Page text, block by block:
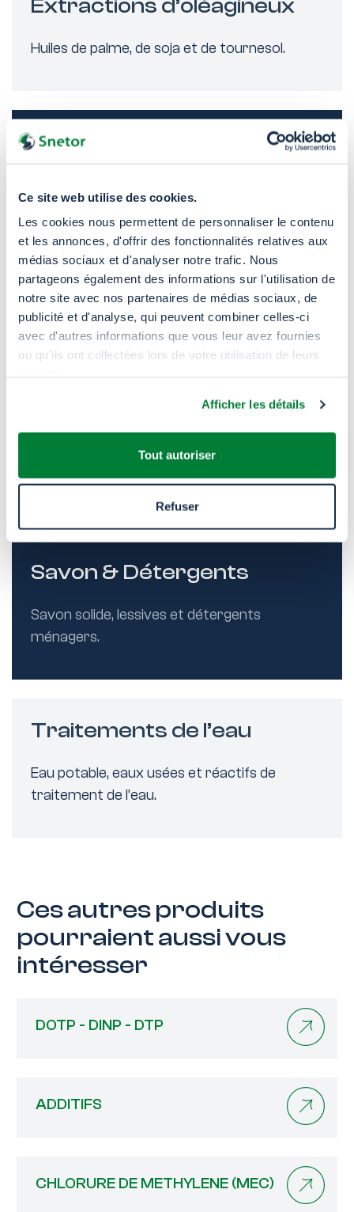
Ce site web utilise des cookies.
Les cookies nous permettent de personnaliser le contenu
et les annonces, d'offrir des fonctionnalités relatives aux
médias sociaux et d'analyser notre trafic. Nous
partageons également des informations sur l'utilisation de
notre site avec nos partenaires de médias sociaux, de
publicité et d'analyse, qui peuvent combiner celles-ci
avec d'autres informations que vous leur avez fournies
ou qu'ils ont collectées lors de votre utilisation de leurs
Afficher les détails
Tout autoriser
Refuser
Extractions d’oléagineux
Huiles de palme, de soja et de tournesol.
Pâtes & Papiers
Traitements des textiles
Coton mercerisé, fils et tissus.
Boues de forage, pétrole brut et huiles
lourdes.
Savon & Détergents
Savon solide, lessives et détergents
ménagers.
Traitements de l’eau
Eau potable, eaux usées et réactifs de
traitement de l’eau.
Ces autres produits
pourraient aussi vous
intéresser
DOTP - DINP - DTP
ADDITIFS
CHLORURE DE METHYLENE (MEC)